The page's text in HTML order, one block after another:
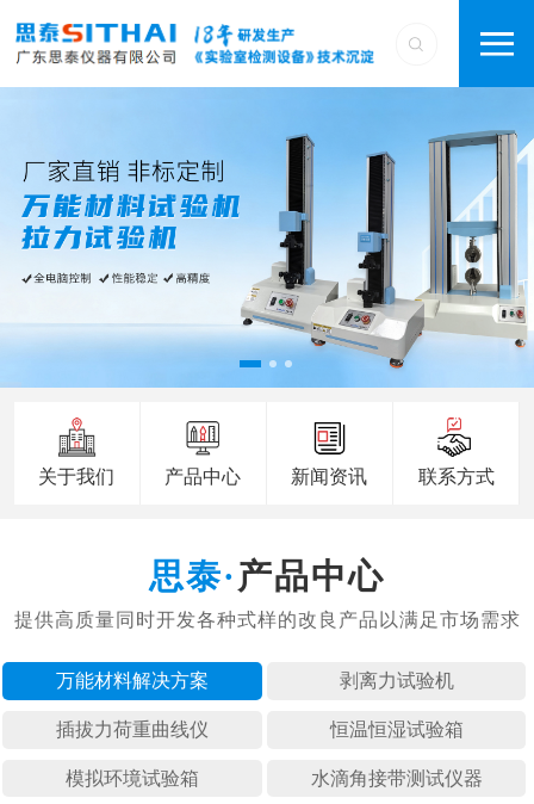
关于我们 产品中心 新闻资讯 联系方式
产品中心
万能材料 剥离力试
插拔力荷 恒温恒湿
模拟环境 水滴角接